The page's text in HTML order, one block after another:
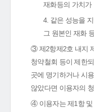
재화등의 가치가
4. 같은 성능을
그 원본인 재화
③ 제2항제2호 내지
청약철회 등이 제한
곳에 명기하거나 시
않았다면 이용자의
④ 이용자는 제1항 및